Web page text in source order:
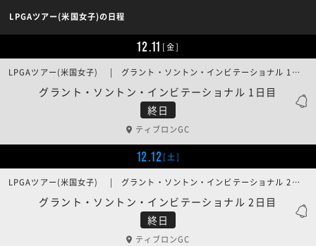
LPGAツアー(米国女子)の日程
12.11 [金]
終日
グラント・ソントン・インビテーショナル 1日目
LPGAツアー(米国女子) | グラント・ソントン・インビテーショナル 1日目
ティブロンGC
12.12[土]
終日
グラント・ソントン・インビテーショナル 2日目
LPGAツアー(米国女子) | グラント・ソントン・インビテーショナル 2日目
ティブロンGC